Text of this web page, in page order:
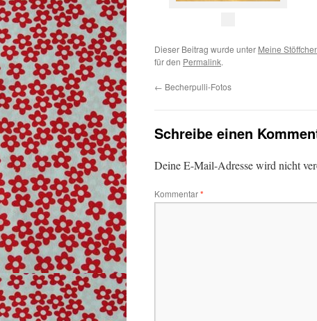
Dieser Beitrag wurde unter Meine
für den Permalink.
← Becherpulli-Fotos
Schreibe einen
Deine E-Mail-Adresse wird nicht
Kommentar*